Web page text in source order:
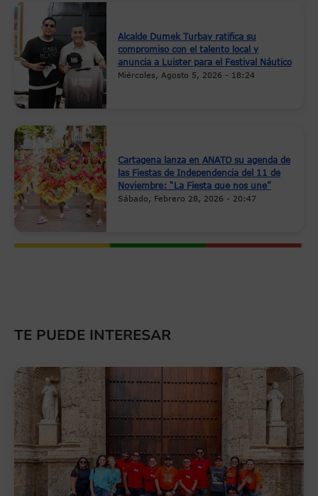
Alcalde Dumek Turbay ratifica su
compromiso con el talento local y
anuncia a Luister para el Festival Náutico
Miércoles, Agosto 5, 2026 - 18:24
Cartagena lanza en ANATO su agenda de
las Fiestas de Independencia del 11 de
Noviembre: “La Fiesta que nos une”
Sábado, Febrero 28, 2026 - 20:47
TE PUEDE INTERESAR